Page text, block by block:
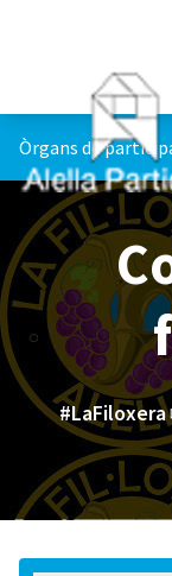
Òrgans de
#LaFiloxera